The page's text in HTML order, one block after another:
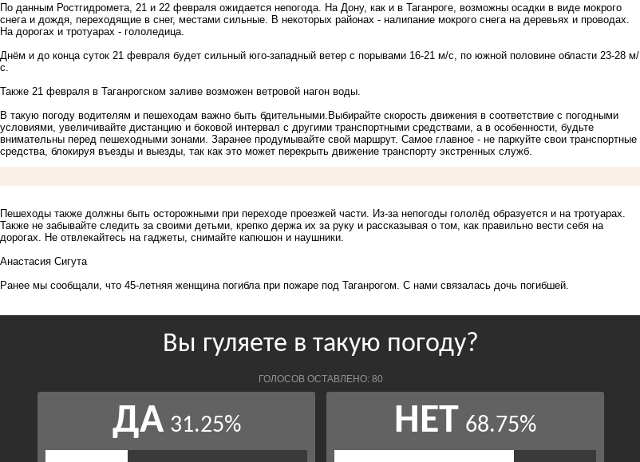
По данным Ростгидромета, 21 и 22 февраля ожидается непогода. На Дону, как и в Таганроге, возможны осадки в виде мокрого
снега и дождя, переходящие в снег, местами сильные. В некоторых районах - налипание мокрого снега на деревьях и проводах.
На дорогах и тротуарах - гололедица.
Днём и до конца суток 21 февраля будет сильный юго-западный ветер с порывами 16-21 м/с, по южной половине области 23-28 м/
с.
Также 21 февраля в Таганрогском заливе возможен ветровой нагон воды.
В такую погоду водителям и пешеходам важно быть бдительными.Выбирайте скорость движения в соответствие с погодными
условиями, увеличивайте дистанцию и боковой интервал с другими транспортными средствами, а в особенности, будьте
внимательны перед пешеходными зонами. Заранее продумывайте свой маршрут. Самое главное - не паркуйте свои транспортные
средства, блокируя въезды и выезды, так как это может перекрыть движение транспорту экстренных служб.
Пешеходы также должны быть осторожными при переходе проезжей части. Из-за непогоды гололёд образуется и на тротуарах.
Также не забывайте следить за своими детьми, крепко держа их за руку и рассказывая о том, как правильно вести себя на
дорогах. Не отвлекайтесь на гаджеты, снимайте капюшон и наушники.
Анастасия Сигута
Ранее мы сообщали, что 45-летняя женщина погибла при пожаре под Таганрогом . С нами связалась дочь погибшей.